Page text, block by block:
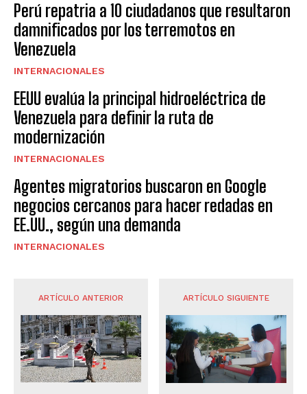
Perú repatria a 10 ciudadanos que resultaron
damnificados por los terremotos en
Venezuela
INTERNACIONALES
EEUU evalúa la principal hidroeléctrica de
Venezuela para definir la ruta de
modernización
INTERNACIONALES
Agentes migratorios buscaron en Google
negocios cercanos para hacer redadas en
EE.UU., según una demanda
INTERNACIONALES
ARTÍCULO ANTERIOR ARTÍCULO SIGUIENTE